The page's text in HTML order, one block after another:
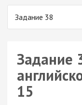
Задание 38
Задание
15